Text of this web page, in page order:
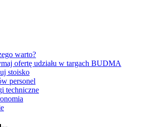
warto?
ofertę udziału w targach BUDMA
stoisko
personel
techniczne